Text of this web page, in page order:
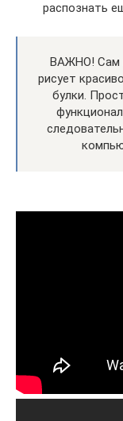
распознать
ВАЖНО! Сам
рисует
булки.